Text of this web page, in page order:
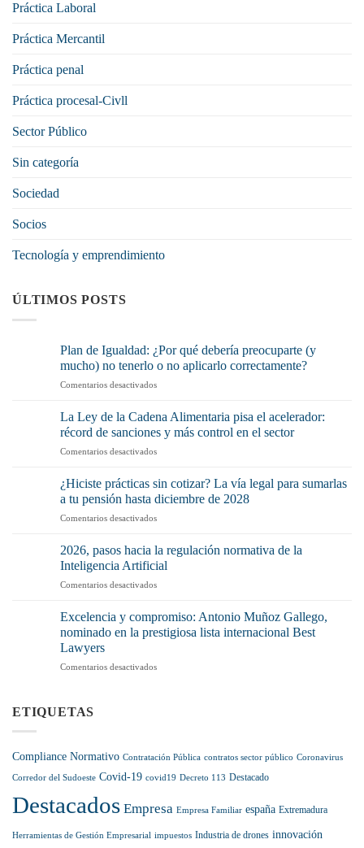
Práctica Laboral
Práctica Mercantil
Práctica penal
Práctica procesal-Civll
Sector Público
Sin categoría
Sociedad
Socios
Tecnología y emprendimiento
ÚLTIMOS POSTS
Plan de Igualdad: ¿Por qué debería preocuparte (y
mucho) no tenerlo o no aplicarlo correctamente?
Comentarios desactivadosen
Igualdad:
¿Por
qué
preocuparte
(y
no
o
no
correctamente?
La Ley de la Cadena Alimentaria pisa el acelerador:
récord de sanciones y más control en el sector
Comentarios desactivadosen
Ley
la
Cadena
pisa
el
récord
sanciones
y
en
¿Hiciste prácticas sin cotizar? La vía legal para sumarlas
a tu pensión hasta diciembre de 2028
Comentarios desactivadosen
prácticas
cotizar?
La
legal
para
sumarlas
tu
2026, pasos hacia la regulación normativa de la
Inteligencia Artificial
Comentarios desactivadosen
la
normativa
Excelencia y compromiso: Antonio Muñoz Gallego,
nominado en la prestigiosa lista internacional Best
Lawyers
Comentarios desactivadosen
nominado
en
internacional
ETIQUETAS
Compliance Normativo Contratación Pública contratos sector público Coronavirus
Corredor del Sudoeste Covid-19 covid19 Decreto 113 Destacado
Destacados Empresa Empresa Familiar españa Extremadura
Herramientas de Gestión Empresarial impuestos Industria de drones innovación